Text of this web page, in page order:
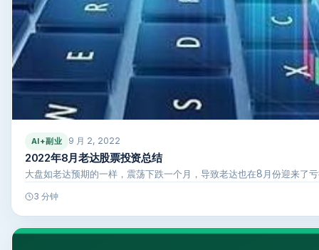
AI+副业 9 月 2, 2022
2022年8月老达股票投资总结
大盘如老达预期的一样，震荡下跌一个月，导致老达也在8月份迎来了
3 分钟